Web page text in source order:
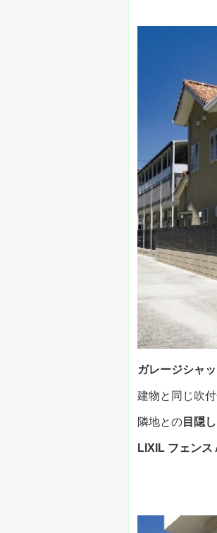
ガレージシャ
建物と同じ吹
隣地との 目隠し
LIXIL フェンス